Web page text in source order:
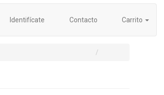
Identifícate Contacto Carrito